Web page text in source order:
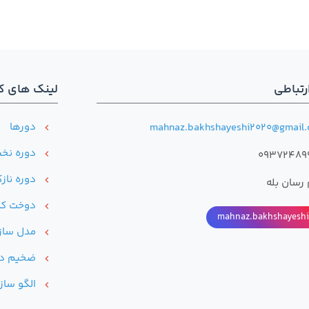
رسان بله
mahnaz.bakhshayeshi
لینک های
chevron_left دور‌ها
chevron_left دوره
chevron_left دوره
chevron_left دوخت
chevron_left مدل
chevron_left ضخیم
chevron_left الگو